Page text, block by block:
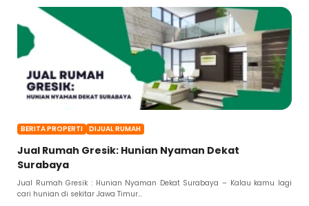
BERITA PROPERTI DIJUAL RUMAH
Jual Rumah Gresik: Hunian Nyaman Dekat
Surabaya
Jual Rumah Gresik : Hunian Nyaman Dekat Surabaya – Kalau kamu lagi
cari hunian di sekitar Jawa Timur...